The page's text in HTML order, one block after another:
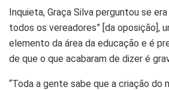
Inquieta, Graça Silva perguntou se
todos os vereadores” [da oposição],
elemento da área da educação e é
de que o que acabaram de dizer é
“Toda a gente sabe que a criação do